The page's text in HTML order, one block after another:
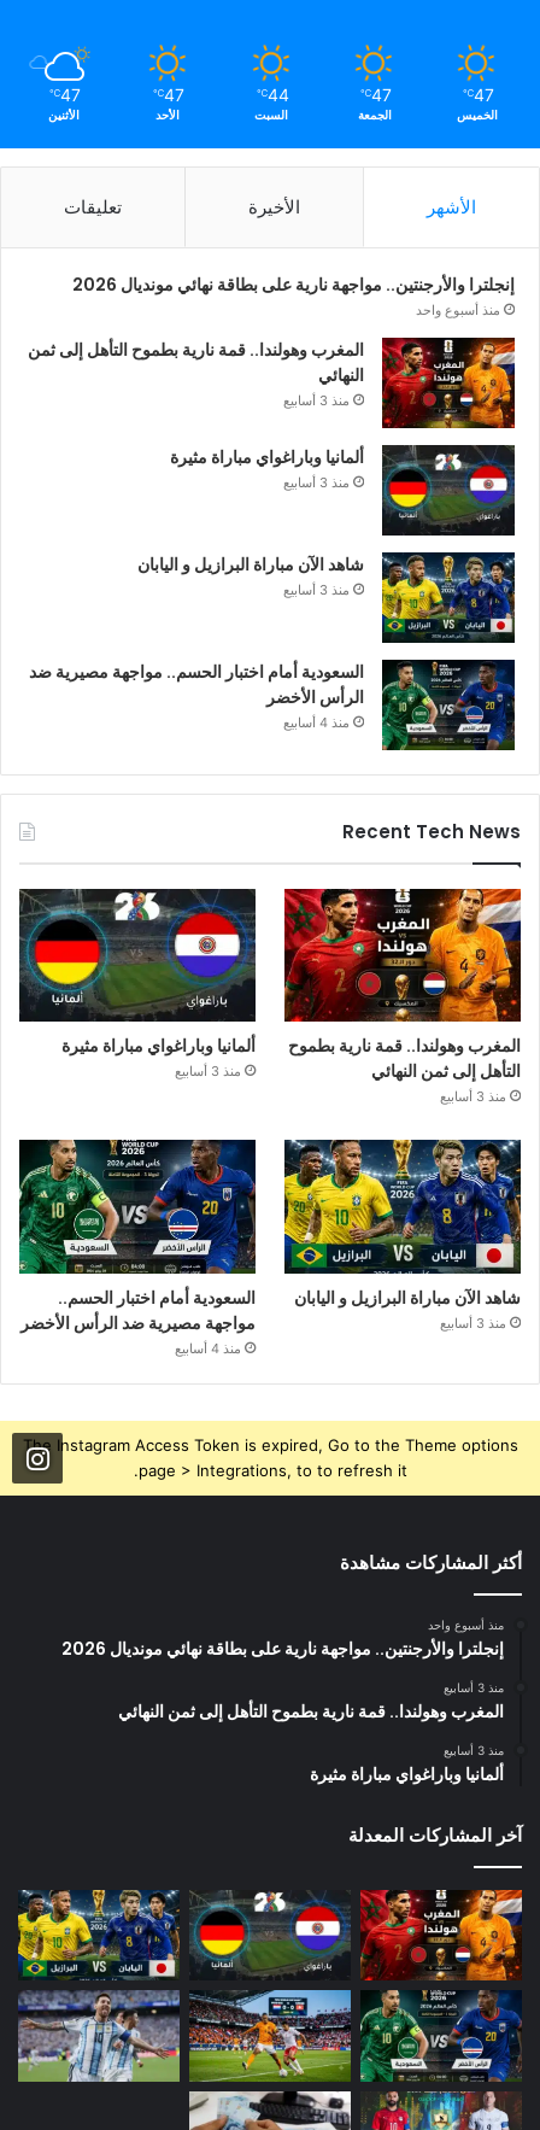
47
℃
الخميس
47
℃
الجمعة
44
℃
السبت
47
℃
الأحد
47
℃
الأثنين
الأشهر الأخيرة تعليقات
إنجلترا والأرجنتين.. مواجهة نارية على بطاقة نهائي مونديال 2026
منذ أسبوع واحد
المغرب وهولندا.. قمة نارية بطموح التأهل إلى ثمن
النهائي
منذ 3 أسابيع
ألمانيا وباراغواي مباراة مثيرة
منذ 3 أسابيع
شاهد الآن مباراة البرازيل و اليابان
منذ 3 أسابيع
السعودية أمام اختبار الحسم.. مواجهة مصيرية ضد
الرأس الأخضر
منذ 4 أسابيع
Recent Tech News
المغرب وهولندا.. قمة نارية بطموح
التأهل إلى ثمن النهائي
منذ 3 أسابيع
ألمانيا وباراغواي مباراة مثيرة
منذ 3 أسابيع
شاهد الآن مباراة البرازيل و اليابان
منذ 3 أسابيع
السعودية أمام اختبار الحسم..
مواجهة مصيرية ضد الرأس الأخضر
منذ 4 أسابيع
The Instagram Access Token is expired, Go to the Theme options
page > Integrations, to to refresh it.
أكثر المشاركات مشاهدة
منذ أسبوع واحد
إنجلترا والأرجنتين.. مواجهة نارية على بطاقة نهائي مونديال 2026
منذ 3 أسابيع
المغرب وهولندا.. قمة نارية بطموح التأهل إلى ثمن النهائي
منذ 3 أسابيع
ألمانيا وباراغواي مباراة مثيرة
آخر المشاركات المعدلة